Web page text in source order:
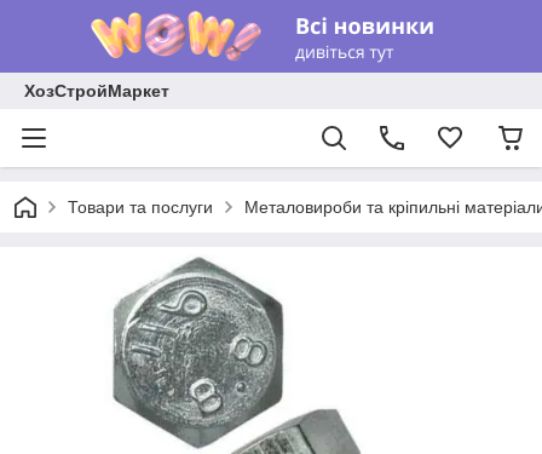
ХозСтройМаркет
Товари та послуги Металовироби та кріпильні